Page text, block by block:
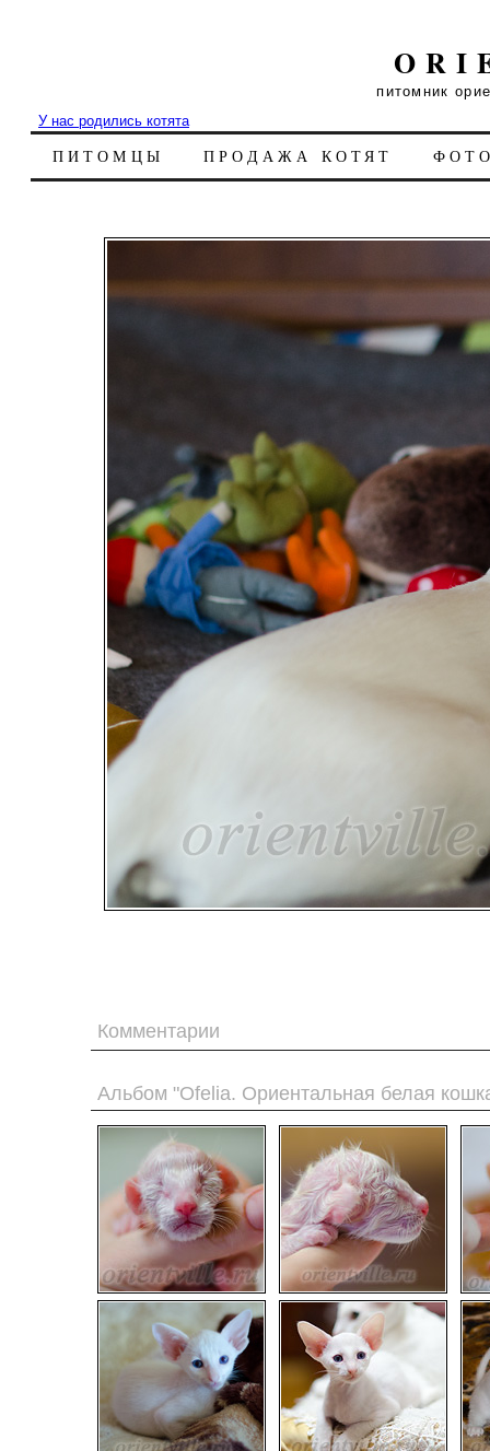
питомник
У нас родились котята
ПИТОМЦЫ ПРОДАЖА КОТЯТ
Комментарии
Альбом "Ofelia. Ориентальная белая